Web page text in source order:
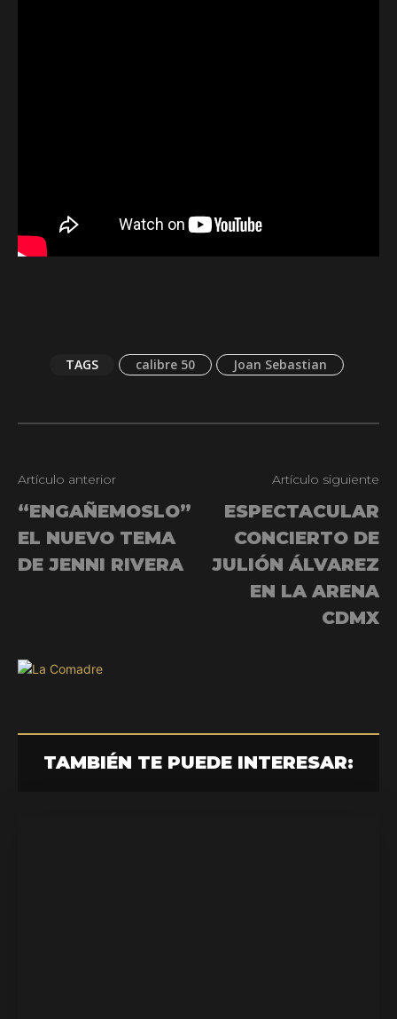
TAGS calibre 50 Joan Sebastian
Artículo anterior
“ENGAÑEMOSLO”
EL NUEVO TEMA
DE JENNI RIVERA
Artículo siguiente
ESPECTACULAR
CONCIERTO DE
JULIÓN ÁLVAREZ
EN LA ARENA
CDMX
TAMBIÉN TE PUEDE INTERESAR: